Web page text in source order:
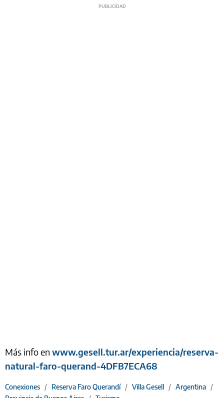
Más info en www.gesell.tur.ar/experiencia/reserva-
natural-faro-querand-4DFB7ECA68
Conexiones / Reserva Faro Querandí / Villa Gesell / Argentina /